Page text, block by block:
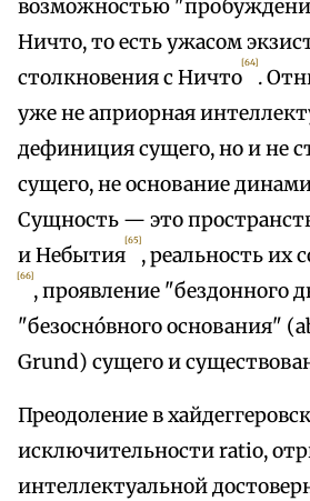
возможностью
Ничто, то есть ужасом
столкновения с Ничто
[64]
.
уже не априорная
дефиниция сущего, но и не
сущего, не основание
Сущность — это
и Небытия
[65]
, реальность их
[66]
, проявление "бездонного
"безоснóвного основания"
Grund) сущего и
Преодоление в
исключительности ratio,
интеллектуальной